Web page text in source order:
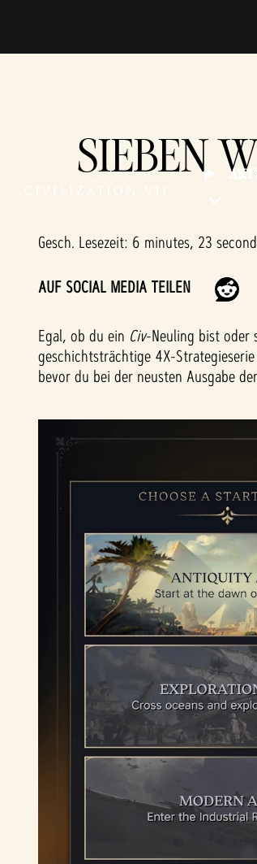
SIEBEN
Gesch. Lesezeit 6 minutes, 23
AUF SOCIAL MEDIA TEILEN
Egal, ob du ein Civ-Neuling bist oder
geschichtsträchtige 4X-
bevor du bei der neusten Ausgabe